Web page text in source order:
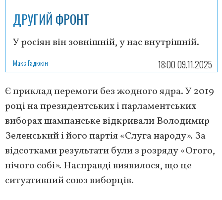
ДРУГИЙ ФРОНТ
У росіян він зовнішній, у нас внутрішній.
Макс Гадюкін 18:00 09.11.2025
Є приклад перемоги без жодного ядра. У 2019
році на президентських і парламентських
виборах шампанське відкривали Володимир
Зеленський і його партія «Слуга народу». За
відсотками результати були з розряду «Огого,
нічого собі». Насправді виявилося, що це
ситуативний союз виборців.